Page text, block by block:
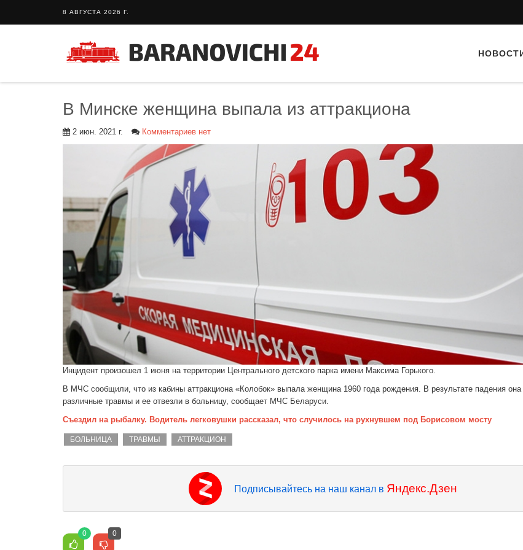
8 АВГУСТА 2026 Г.
В Минске женщина выпала из аттракциона
2 июн. 2021 г. Комментариев нет
Инцидент произошел 1 июня на территории Центрального детского парка имени Максима Горького.
В МЧС сообщили, что из кабины аттракциона «Колобок» выпала женщина 1960 года рождения. В результате падения
различные травмы и ее отвезли в больницу, сообщает МЧС Беларуси.
Съездил на рыбалку. Водитель легковушки рассказал, что случилось на рухнувшем под Борисовом мосту
БОЛЬНИЦА ТРАВМЫ АТТРАКЦИОН
Подписывайтесь на наш канал в Яндекс.Дзен
0 0
Тайный гость: Гастропаб “Drova”